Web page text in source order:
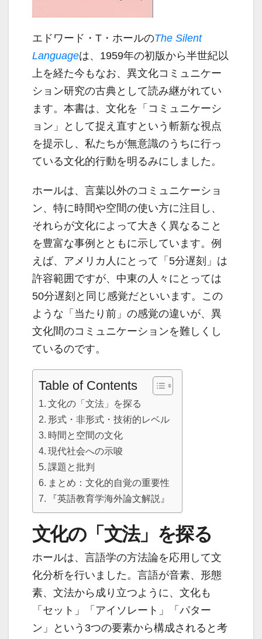
エドワード・T・ホールのThe Silent
Languageは、1959年の初版から半世紀以
上を経た今もなお、異文化コミュニケー
ション研究の古典として読み継がれてい
ます。本書は、文化を「コミュニケーシ
ョン」として捉え直すという斬新な視点
を提示し、私たちが無意識のうちに行っ
ている文化的行動を明るみにしました。
ホールは、言葉以外のコミュニケーショ
ン、特に時間や空間の使い方に注目し、
それらが文化によって大きく異なること
を豊富な事例とともに示しています。例
えば、アメリカ人にとって「5分遅刻」は
許容範囲ですが、中東の人々にとっては
50分遅刻と同じ感覚だといいます。この
ような「当たり前」の感覚の違いが、異
文化間のコミュニケーションを難しくし
ているのです。
Table of Contents
文化の「文法」を探る
形式・非形式・技術的レベル
時間と空間の文化
現代社会への示唆
課題と批判
まとめ：文化的自覚の重要性
『英語教育学海外論文解説』
文化の「文法」を探る
ホールは、言語学の方法論を応用して文
化分析を行いました。言語が音素、形態
素、文法から成り立つように、文化も
「セット」「アイソレート」「パター
ン」という3つの要素から構成されると考